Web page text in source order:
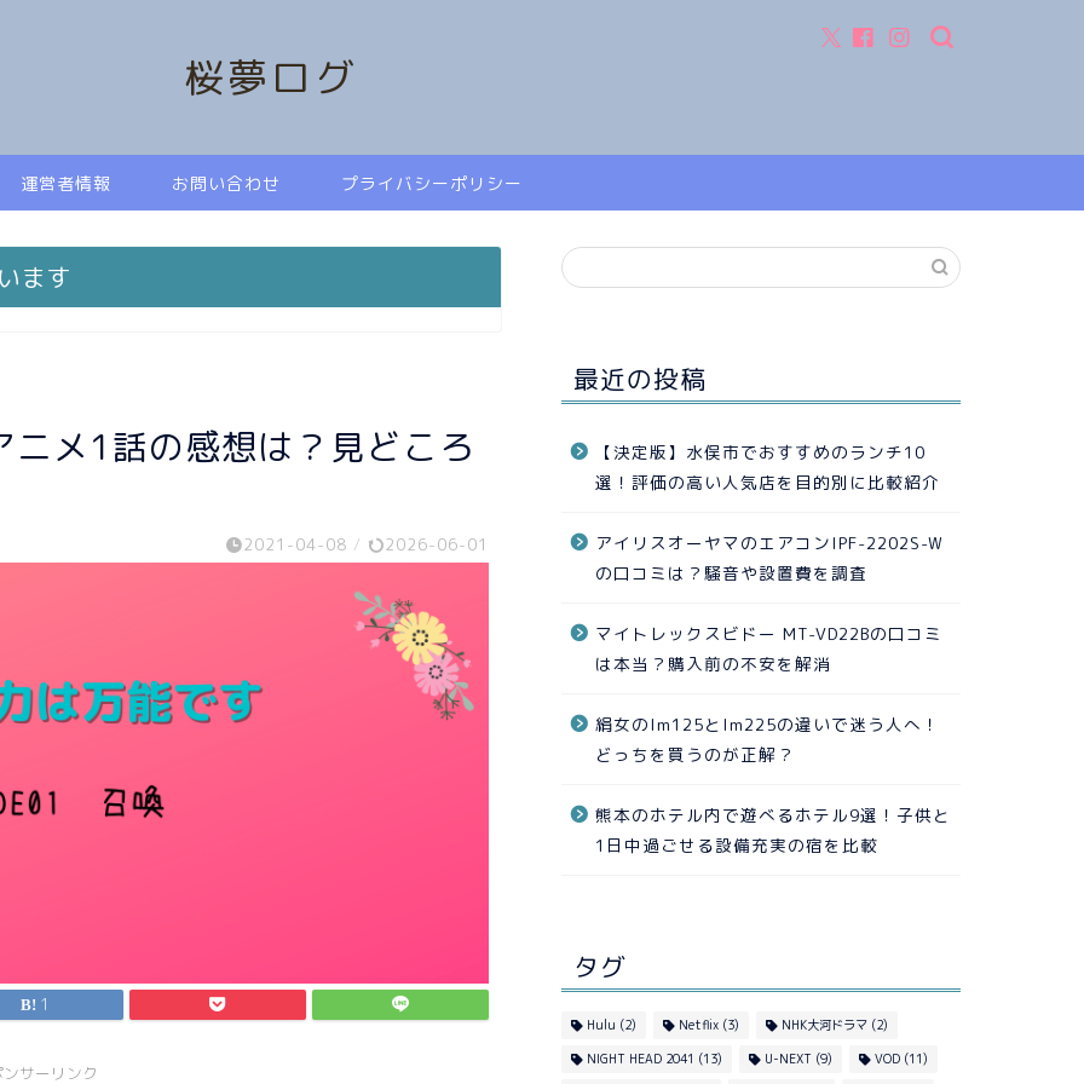
桜夢ログ
運営者情報 お問い合わせ プライバシーポリシー
ます
メ1話の感想は？見どころ
2021-04-08 / 2026-06-01
1
サーリンク
最近の投稿
【決定版】水俣市でおすすめのランチ10
選！評価の高い人気店を目的別に比較紹介
アイリスオーヤマのエアコンIPF-2202S-W
の口コミは？騒音や設置費を調査
マイトレックスビドー MT-VD22Bの口コミ
は本当？購入前の不安を解消
絹女のlm125とlm225の違いで迷う人へ！
どっちを買うのが正解？
熊本のホテル内で遊べるホテル9選！子供と
1日中過ごせる設備充実の宿を比較
タグ
Hulu (2) Netflix(3) NHK大河ドラマ(2)
NIGHT HEAD 2041 (13) U-NEXT (9) VOD(11)